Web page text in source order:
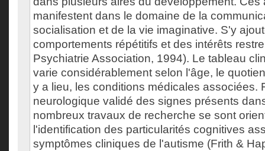
manifestent dans le domaine de la
socialisation et de la vie imaginative. S'y
comportements répétitifs et des intérêts
Psychiatrie Association, 1994). Le tableau
varie considérablement selon l'âge, le
y a lieu, les conditions médicales associées.
neurologique validé des signes présents
nombreux travaux de recherche se sont
l'identification des particularités cognitives
symptômes cliniques de l'autisme (Frith &